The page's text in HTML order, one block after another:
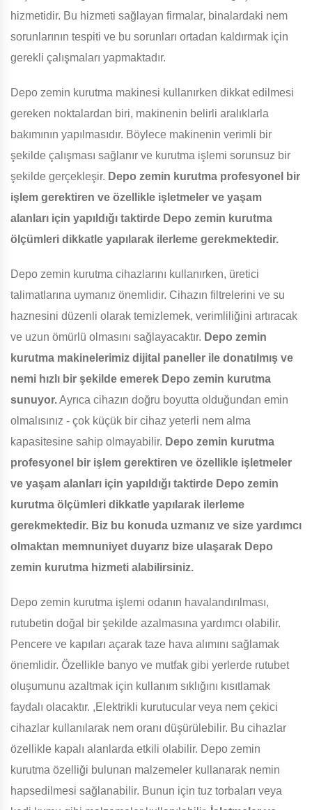
hizmetidir. Bu hizmeti sağlayan firmalar, binalardaki nem
sorunlarının tespiti ve bu sorunları ortadan kaldırmak için
gerekli çalışmaları yapmaktadır.
Depo zemin kurutma makinesi kullanırken dikkat edilmesi
gereken noktalardan biri, makinenin belirli aralıklarla
bakımının yapılmasıdır. Böylece makinenin verimli bir
şekilde çalışması sağlanır ve kurutma işlemi sorunsuz bir
şekilde gerçekleşir. Depo zemin kurutma profesyonel bir
işlem gerektiren ve özellikle işletmeler ve yaşam
alanları için yapıldığı taktirde Depo zemin kurutma
ölçümleri dikkatle yapılarak ilerleme gerekmektedir.
Depo zemin kurutma cihazlarını kullanırken, üretici
talimatlarına uymanız önemlidir. Cihazın filtrelerini ve su
haznesini düzenli olarak temizlemek, verimliliğini artıracak
ve uzun ömürlü olmasını sağlayacaktır. Depo zemin
kurutma makinelerimiz dijital paneller ile donatılmış ve
nemi hızlı bir şekilde emerek Depo zemin kurutma
sunuyor.Ayrıca cihazın doğru boyutta olduğundan emin
olmalısınız - çok küçük bir cihaz yeterli nem alma
kapasitesine sahip olmayabilir. Depo zemin kurutma
profesyonel bir işlem gerektiren ve özellikle işletmeler
ve yaşam alanları için yapıldığı taktirde Depo zemin
kurutma ölçümleri dikkatle yapılarak ilerleme
gerekmektedir. Biz bu konuda uzmanız ve size yardımcı
olmaktan memnuniyet duyarız bize ulaşarak Depo
zemin kurutma hizmeti alabilirsiniz.
Depo zemin kurutma işlemi odanın havalandırılması,
rutubetin doğal bir şekilde azalmasına yardımcı olabilir.
Pencere ve kapıları açarak taze hava alımını sağlamak
önemlidir. Özellikle banyo ve mutfak gibi yerlerde rutubet
oluşumunu azaltmak için kullanım sıklığını kısıtlamak
faydalı olacaktır. ,Elektrikli kurutucular veya nem çekici
cihazlar kullanılarak nem oranı düşürülebilir. Bu cihazlar
özellikle kapalı alanlarda etkili olabilir. Depo zemin
kurutma özelliği bulunan malzemeler kullanarak nemin
hapsedilmesi sağlanabilir. Bunun için tuz torbaları veya